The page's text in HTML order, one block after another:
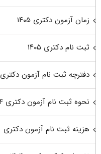
زمان آزمون دکتری ۱۴۰۵
ثبت نام دکتری ۱۴۰۵
دفترچه ثبت نام آزمون دکتری ۱۴۰۴
نحوه ثبت نام آزمون دکتری ۱۴۰۴
هزینه ثبت نام آزمون دکتری